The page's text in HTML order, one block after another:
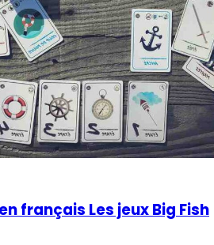
français Les jeux Big Fish